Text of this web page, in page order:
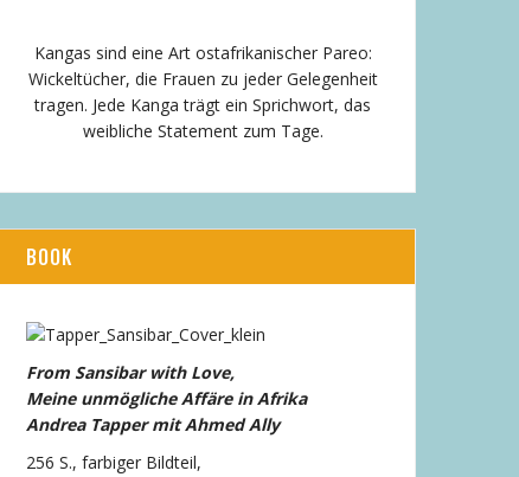
Kangas sind eine Art ostafrikanischer Pareo:
Wickeltücher, die Frauen zu jeder Gelegenheit
tragen. Jede Kanga trägt ein Sprichwort, das
weibliche Statement zum Tage.
BOOK
From Sansibar with Love,
Meine unmögliche Affäre in Afrika
Andrea Tapper mit Ahmed Ally
256 S., farbiger Bildteil,